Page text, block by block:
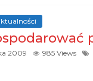
2009 985 Views